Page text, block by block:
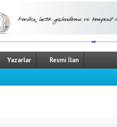
Yazarlar Resmi İlan